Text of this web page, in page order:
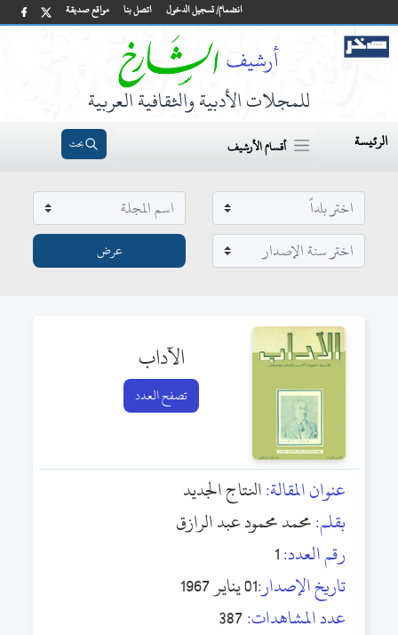
مواقع صديقة اتصل بنا انضمام/ تسجيل الدخول
للمجلات الأدبية والثقافية العربية
الرئيسة أقسام الأرشيف بحث
الآداب
تصفح العدد
عنوان المقالة:النتاج الجديد
بقلم:محمد محمود عبد الرازق
رقم العدد:1
تاريخ الإصدار:01 يناير 1967
عدد المشاهدات:387